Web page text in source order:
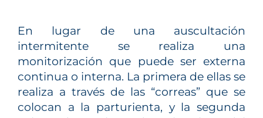
En lugar de una auscultación
intermitente se realiza una
monitorización que puede ser externa
continua o interna. La primera de ellas se
realiza a través de las “correas” que se
colocan a la parturienta, y la segunda